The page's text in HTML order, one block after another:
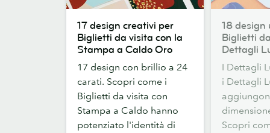
design
creativi
Biglietti
visita
con
17 design creativi per
Biglietti da visita con la
Stampa a Caldo Oro
17 design con brillio a 24
carati. Scopri come i
Biglietti da visita con
Stampa a Caldo hanno
potenziato l'identità di
design
unici
Biglietti
visita
con
18 design
Biglietti
Dettagli
I Dettagli
i Dettagli
Scopri